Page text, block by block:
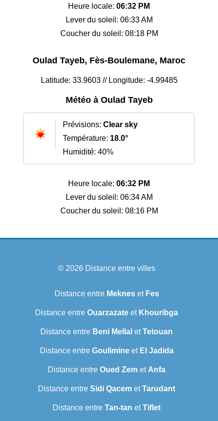
Heure locale: 06:32 PM
Lever du soleil: 06:33 AM
Coucher du soleil: 08:18 PM
Oulad Tayeb, Fès-Boulemane, Maroc
Latitude: 33.9603 // Longitude: -4.99485
Météo à Oulad Tayeb
Prévisions: Clear sky
Température: 18.0°
Humidité: 40%
Heure locale: 06:32 PM
Lever du soleil: 06:34 AM
Coucher du soleil: 08:16 PM
© 2026 Distance entre villes
Distance entre Mekneset Fes
Distance entre Ouarzazate et Khouribga
Distance entre Beni Mellal etTetouan
Distance entre Goulimineet El Jadida
Distance entre Oued Zem et Anfa
Distance entre Sidi Qacem etTarudant
Distance entre Tan-tan etTiflet